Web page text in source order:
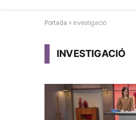
Portada » investigació
INVESTIGACIÓ